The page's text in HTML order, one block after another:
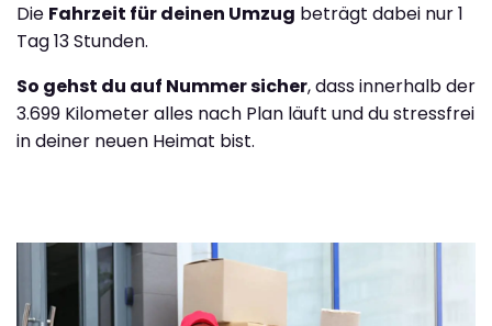
Die Fahrzeit für deinen Umzug beträgt dabei nur 1
Tag 13 Stunden.
So gehst du auf Nummer sicher, dass innerhalb der
3.699 Kilometer alles nach Plan läuft und du stressfrei
in deiner neuen Heimat bist.